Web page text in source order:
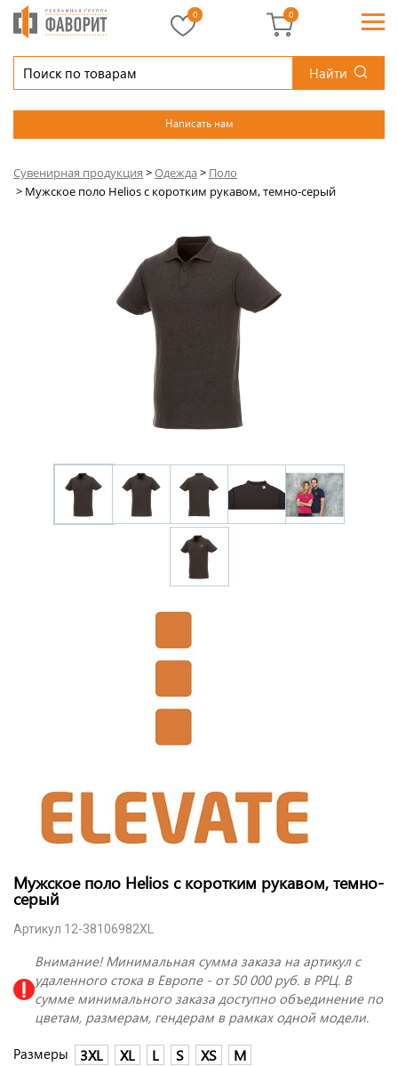
Найти
Написать нам
0 0
Сувенирная продукция >Одежда> Поло
> Мужское поло Helios с коротким рукавом, темно-серый
Мужское поло Helios с коротким рукавом, темно-
серый
Артикул 12-38106982XL
Внимание! Минимальная сумма заказа на артикул с
удаленного стока в Европе - от 50 000 руб. в РРЦ. В
сумме минимального заказа доступно объединение по
цветам, размерам, гендерам в рамках одной модели.
Размеры 3XL XL L S XS M